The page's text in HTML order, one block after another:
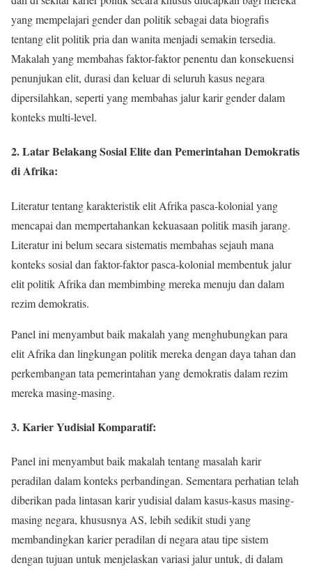
yang mempelajari gender dan politik sebagai data biografis
tentang elit politik pria dan wanita menjadi semakin tersedia.
Makalah yang membahas faktor-faktor penentu dan konsekuensi
penunjukan elit, durasi dan keluar di seluruh kasus negara
dipersilahkan, seperti yang membahas jalur karir gender dalam
konteks multi-level.
2. Latar Belakang Sosial Elite dan Pemerintahan Demokratis
di Afrika:
Literatur tentang karakteristik elit Afrika pasca-kolonial yang
mencapai dan mempertahankan kekuasaan politik masih jarang.
Literatur ini belum secara sistematis membahas sejauh mana
konteks sosial dan faktor-faktor pasca-kolonial membentuk jalur
elit politik Afrika dan membimbing mereka menuju dan dalam
rezim demokratis.
Panel ini menyambut baik makalah yang menghubungkan para
elit Afrika dan lingkungan politik mereka dengan daya tahan dan
perkembangan tata pemerintahan yang demokratis dalam rezim
mereka masing-masing.
3. Karier Yudisial Komparatif:
Panel ini menyambut baik makalah tentang masalah karir
peradilan dalam konteks perbandingan. Sementara perhatian telah
diberikan pada lintasan karir yudisial dalam kasus-kasus masing-
masing negara, khususnya AS, lebih sedikit studi yang
membandingkan karier peradilan di negara atau tipe sistem
dengan tujuan untuk menjelaskan variasi jalur untuk, di dalam